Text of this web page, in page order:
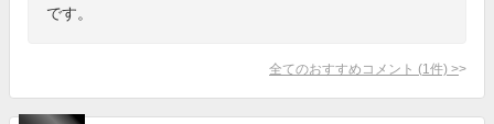
です。
全てのおすすめコメント (1 件) >